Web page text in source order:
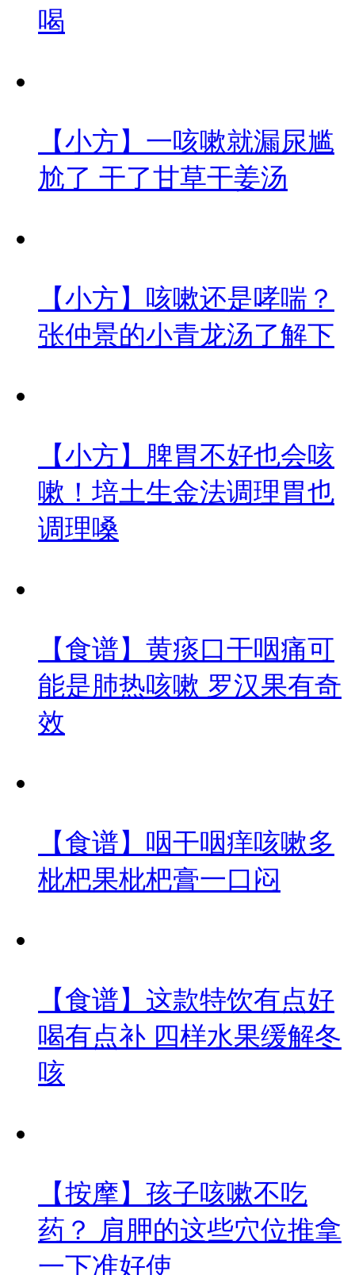
喝
【小方】一咳嗽就漏尿尴
尬了 干了甘草干姜汤
【小方】咳嗽还是哮喘？
张仲景的小青龙汤了解下
【小方】脾胃不好也会咳
嗽！培土生金法调理胃也
调理嗓
【食谱】黄痰口干咽痛可
能是肺热咳嗽 罗汉果有奇
效
【食谱】咽干咽痒咳嗽多
枇杷果枇杷膏一口闷
【食谱】这款特饮有点好
喝有点补 四样水果缓解冬
咳
【按摩】孩子咳嗽不吃
药？ 肩胛的这些穴位推拿
一下准好使